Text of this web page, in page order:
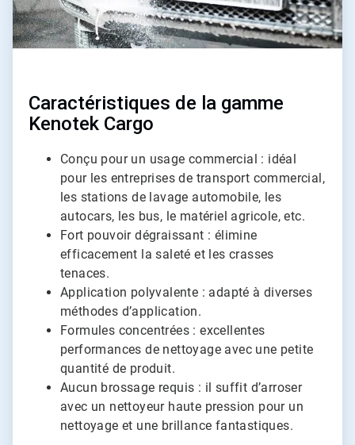
Caractéristiques de la gamme
Kenotek Cargo
Conçu pour un usage commercial : idéal
pour les entreprises de transport commercial,
les stations de lavage automobile, les
autocars, les bus, le matériel agricole, etc.
Fort pouvoir dégraissant : élimine
efficacement la saleté et les crasses
tenaces.
Application polyvalente : adapté à diverses
méthodes d’application.
Formules concentrées : excellentes
performances de nettoyage avec une petite
quantité de produit.
Aucun brossage requis : il suffit d’arroser
avec un nettoyeur haute pression pour un
nettoyage et une brillance fantastiques.